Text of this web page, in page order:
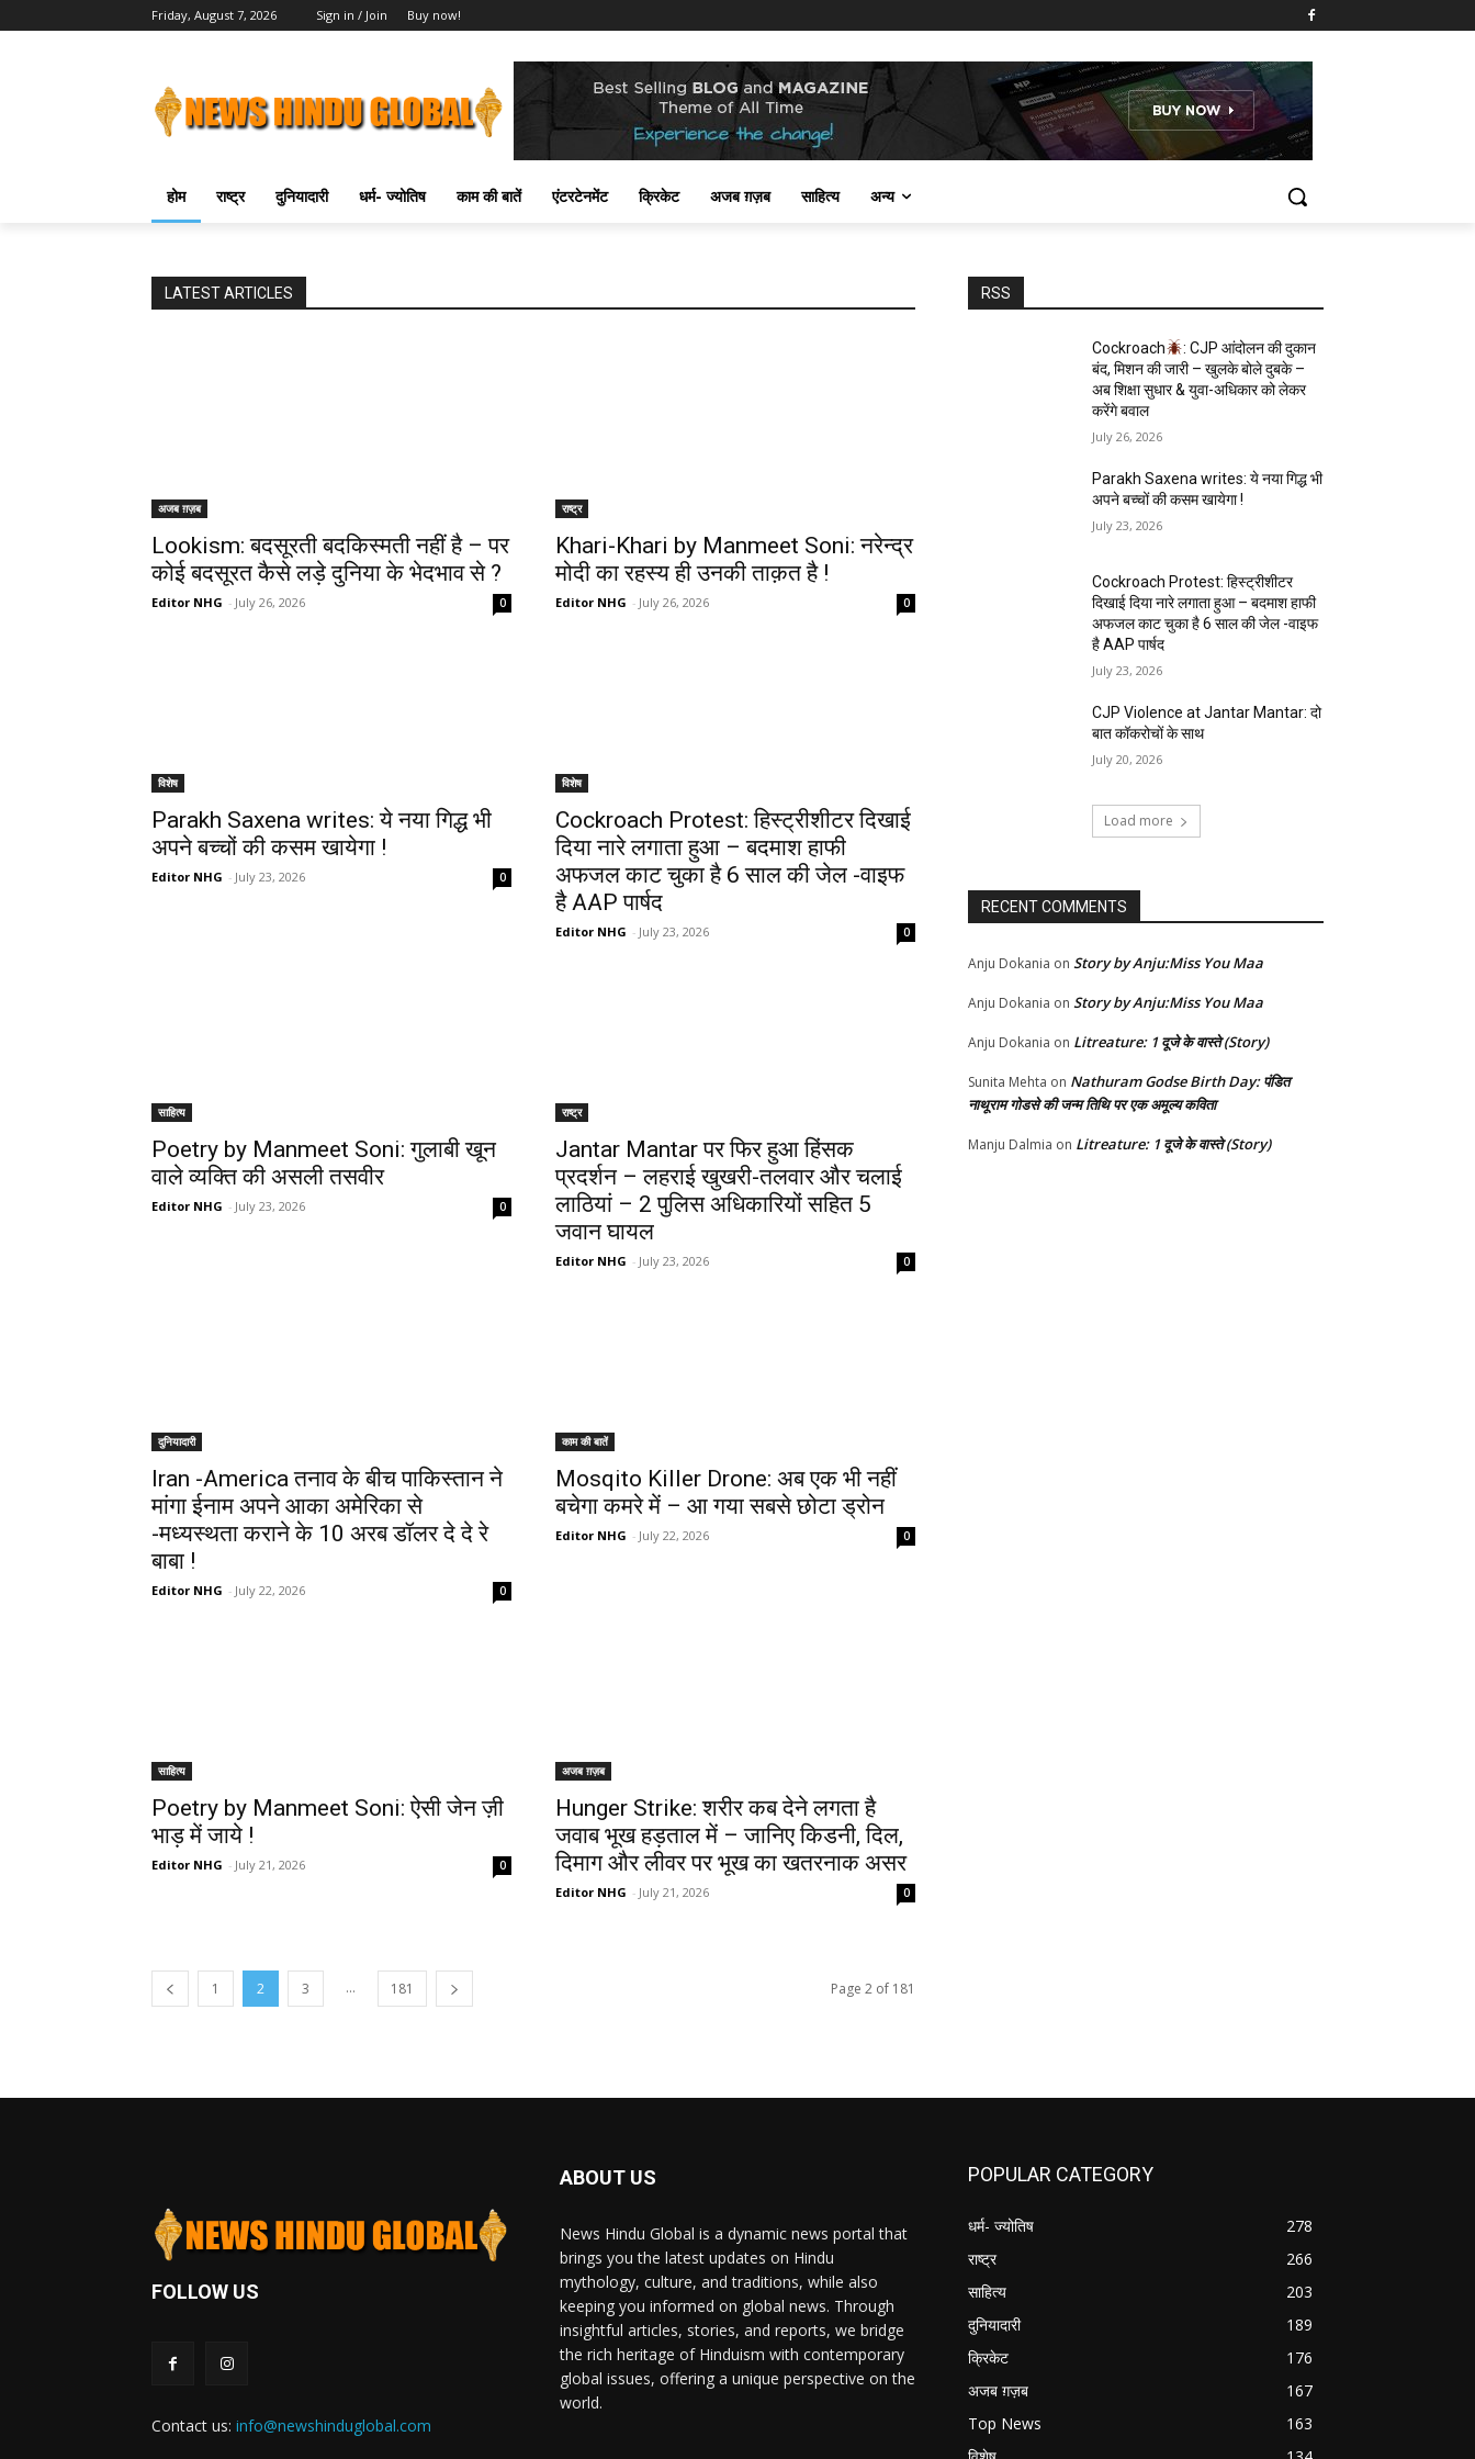
Friday, August 7, 2026 Sign in / Join Buy now!
होम राष्ट्र दुनियादारी धर्म- ज्योतिष काम की बातें एंटरटेनमेंट क्रिकेट अजब ग़ज़ब साहित्य अन्य
LATEST ARTICLES
अजब ग़ज़ब
Lookism: बदसूरती बदकिस्मती नहीं है – पर
कोई बदसूरत कैसे लड़े दुनिया के भेदभाव से ?
Editor NHG - July 26, 2026 0
राष्ट्र
Khari-Khari by Manmeet Soni: नरेन्द्र
मोदी का रहस्य ही उनकी ताक़त है !
Editor NHG - July 26, 2026 0
विशेष
Parakh Saxena writes: ये नया गिद्ध भी
अपने बच्चों की कसम खायेगा !
Editor NHG - July 23, 2026 0
विशेष
Cockroach Protest: हिस्ट्रीशीटर दिखाई
दिया नारे लगाता हुआ – बदमाश हाफी
अफजल काट चुका है 6 साल की जेल -वाइफ
है AAP पार्षद
Editor NHG - July 23, 2026 0
साहित्य
Poetry by Manmeet Soni: गुलाबी खून
वाले व्यक्ति की असली तसवीर
Editor NHG - July 23, 2026 0
राष्ट्र
Jantar Mantar पर फिर हुआ हिंसक
प्रदर्शन – लहराई खुखरी-तलवार और चलाई
लाठियां – 2 पुलिस अधिकारियों सहित 5
जवान घायल
Editor NHG - July 23, 2026 0
दुनियादारी
Iran -America तनाव के बीच पाकिस्तान ने
मांगा ईनाम अपने आका अमेरिका से
-मध्यस्थता कराने के 10 अरब डॉलर दे दे रे
बाबा !
Editor NHG - July 22, 2026 0
काम की बातें
Mosqito Killer Drone: अब एक भी नहीं
बचेगा कमरे में – आ गया सबसे छोटा ड्रोन
Editor NHG - July 22, 2026 0
साहित्य
Poetry by Manmeet Soni: ऐसी जेन ज़ी
भाड़ में जाये !
Editor NHG - July 21, 2026 0
अजब ग़ज़ब
Hunger Strike: शरीर कब देने लगता है
जवाब भूख हड़ताल में – जानिए किडनी, दिल,
दिमाग और लीवर पर भूख का खतरनाक असर
Editor NHG - July 21, 2026 0
1 2 3 ... 181 Page 2 of 181
RSS
Cockroach
: CJP आंदोलन की दुकान
बंद, मिशन की जारी – खुलके बोले दुबके –
अब शिक्षा सुधार & युवा-अधिकार को लेकर
करेंगे बवाल
July 26, 2026
Parakh Saxena writes: ये नया गिद्ध भी
अपने बच्चों की कसम खायेगा !
July 23, 2026
Cockroach Protest: हिस्ट्रीशीटर
दिखाई दिया नारे लगाता हुआ – बदमाश हाफी
अफजल काट चुका है 6 साल की जेल -वाइफ
है AAP पार्षद
July 23, 2026
CJP Violence at Jantar Mantar: दो
बात कॉकरोचों के साथ
July 20, 2026
Load more
RECENT COMMENTS
Anju Dokania on Story by Anju:Miss You Maa
Anju Dokania on Story by Anju:Miss You Maa
Anju Dokania on Litreature: 1 दूजे के वास्ते (Story)
Sunita Mehta on Nathuram Godse Birth Day: पंडित
नाथूराम गोडसे की जन्म तिथि पर एक अमूल्य कविता
Manju Dalmia on Litreature: 1 दूजे के वास्ते (Story)
FOLLOW US
Contact us: info@newshinduglobal.com
ABOUT US
News Hindu Global is a dynamic news portal that
brings you the latest updates on Hindu
mythology, culture, and traditions, while also
keeping you informed on global news. Through
insightful articles, stories, and reports, we bridge
the rich heritage of Hinduism with contemporary
global issues, offering a unique perspective on the
world.
POPULAR CATEGORY
धर्म- ज्योतिष
278
राष्ट्र
266
साहित्य
203
दुनियादारी
189
क्रिकेट
176
अजब ग़ज़ब
167
Top News
163